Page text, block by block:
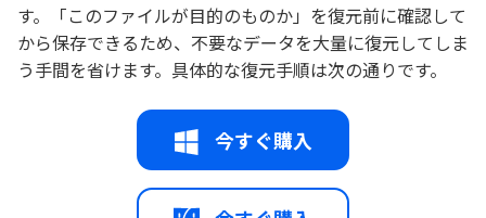
す。「このファイルが目的のものか」を復元前に確認して
から保存できるため、不要なデータを大量に復元してしま
う手間を省けます。具体的な復元手順は次の通りです。
今すぐ購入